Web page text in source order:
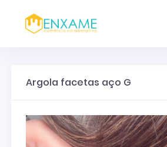
Argola facetas aço G